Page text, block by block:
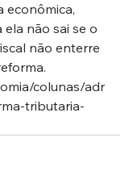
econômica,
não sai se o
não enterre
colunas/adr
tributaria-